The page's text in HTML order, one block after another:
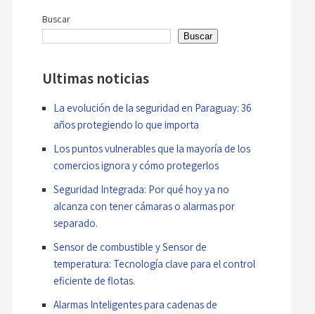
entradas
Buscar
Buscar
Ultimas noticias
La evolución de la seguridad en Paraguay: 36
años protegiendo lo que importa
Los puntos vulnerables que la mayoría de los
comercios ignora y cómo protegerlos
Seguridad Integrada: Por qué hoy ya no
alcanza con tener cámaras o alarmas por
separado.
Sensor de combustible y Sensor de
temperatura: Tecnología clave para el control
eficiente de flotas.
Alarmas Inteligentes para cadenas de